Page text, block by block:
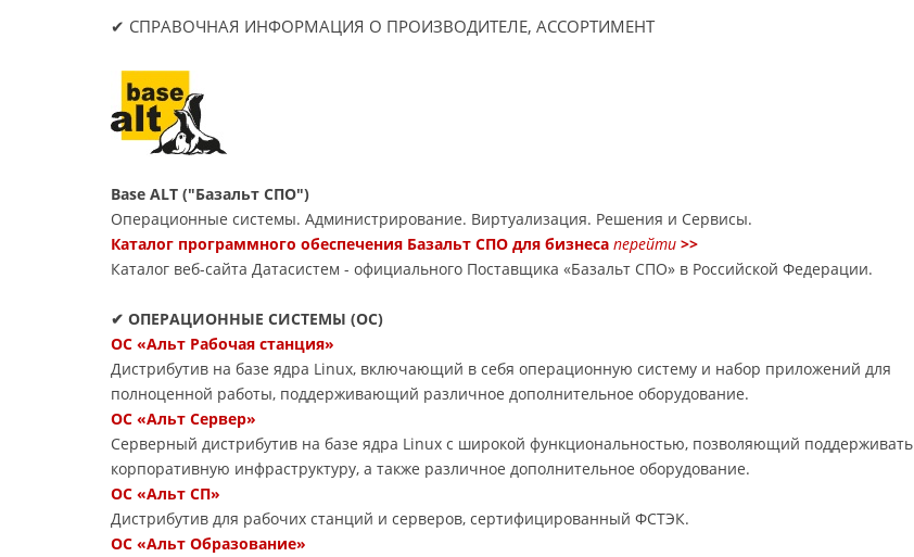
✔ СПРАВОЧНАЯ ИНФОРМАЦИЯ О ПРОИЗВОДИТЕЛЕ, АССОРТИМЕНТ
Base ALT ("Базальт СПО")
Операционные системы. Администрирование. Виртуализация. Решения и Сервисы.
Каталог программного обеспечения Базальт СПО для бизнеса перейти >>
Каталог веб-сайта Датасиcтем - официального Поставщика «Базальт СПО» в Российской Федерации.
✔ ОПЕРАЦИОННЫЕ СИСТЕМЫ (ОС)
ОС «Альт Рабочая станция»
Дистрибутив на базе ядра Linux, включающий в себя операционную систему и набор приложений для
полноценной работы, поддерживающий различное дополнительное оборудование.
ОС «Альт Сервер»
Серверный дистрибутив на базе ядра Linux с широкой функциональностью, позволяющий поддерживать
корпоративную инфраструктуру, а также различное дополнительное оборудование.
ОС «Альт СП»
Дистрибутив для рабочих станций и серверов, сертифицированный ФСТЭК.
ОС «Альт Образование»